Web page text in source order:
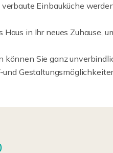
Einbauküche
in Ihr neues Zuhause,
können Sie ganz